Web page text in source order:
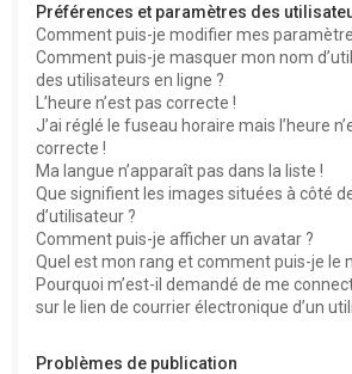
Préférences et paramètres des
Comment puis-je modifier mes
Comment puis-je masquer mon nom
des utilisateurs en ligne ?
L’heure n’est pas correcte !
J’ai réglé le fuseau horaire mais l’heure
correcte !
Ma langue n’apparaît pas dans la liste !
Que signifient les images situées à côté
d’utilisateur ?
Comment puis-je afficher un avatar ?
Quel est mon rang et comment puis-je le
Pourquoi m’est-il demandé de me
sur le lien de courrier électronique d’un
Problèmes de publication